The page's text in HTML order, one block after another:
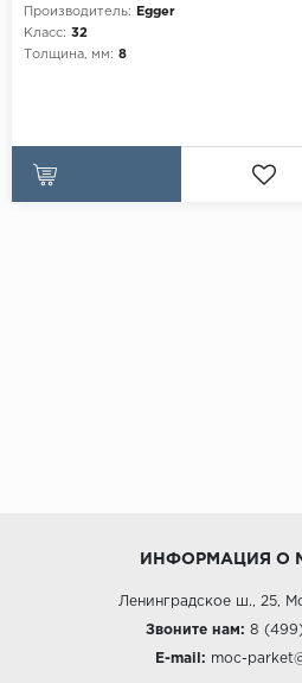
Производитель:
Egger
Класс: 32
Толщина, мм: 8
ИНФОРМАЦИЯ О
Ленинградское ш., 25,
Звоните нам: 8
E-mail: moc-